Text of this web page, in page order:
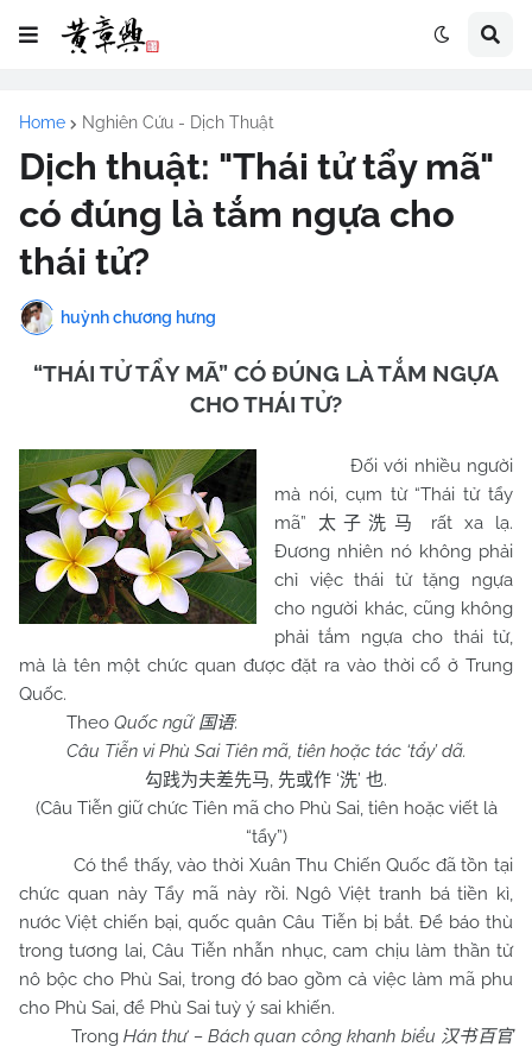
Home Nghiên Cứu - Dịch Thuật
Dịch thuật: "Thái tử tẩy mã"
có đúng là tắm ngựa cho
thái tử?
huỳnh chương hưng
“THÁI TỬ TẨY MÃ” CÓ ĐÚNG LÀ TẮM NGỰA
CHO THÁI TỬ?
Đối với nhiều người
mà nói, cụm từ “Thái tử tẩy
mã”
太子洗马
rất xa lạ.
Đương nhiên nó không phải
chỉ việc thái tử tặng ngựa
cho người khác, cũng không
phải tắm ngựa cho thái tử,
mà là tên một chức quan được đặt ra vào thời cổ ở Trung
Quốc.
Theo Quốc ngữ 国语:
Câu Tiễn vi Phù Sai Tiên mã, tiên hoặc tác ‘tẩy’ dã.
勾践为夫差先马, 先或作 ‘洗’ 也.
(Câu Tiễn giữ chức Tiên mã cho Phù Sai, tiên hoặc viết là
“tẩy”)
Có thể thấy, vào thời Xuân Thu Chiến Quốc đã tồn tại
chức quan này Tẩy mã này rồi. Ngô Việt tranh bá tiền kì,
nước Việt chiến bại, quốc quân Câu Tiễn bị bắt. Để báo thù
trong tương lai, Câu Tiễn nhẫn nhục, cam chịu làm thần tử
nô bộc cho Phù Sai, trong đó bao gồm cả việc làm mã phu
cho Phù Sai, để Phù Sai tuỳ ý sai khiến.
Trong Hán thư – Bách quan công khanh biểu 汉书百官